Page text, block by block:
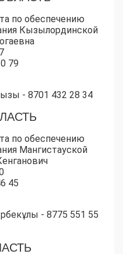
по обеспечению
Кызылординской
79
- 8701 432 28 34
по обеспечению
Мангистауской
45
- 8775 551 55